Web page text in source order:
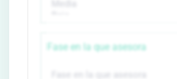
Fase en la que asesora